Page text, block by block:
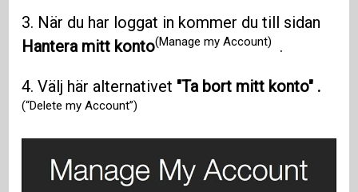
3. När du har loggat in kommer du till sidan
Hantera mitt konto(Manage my Account) .
4. Välj här alternativet "Ta bort mitt konto" .
(“Delete my Account”)